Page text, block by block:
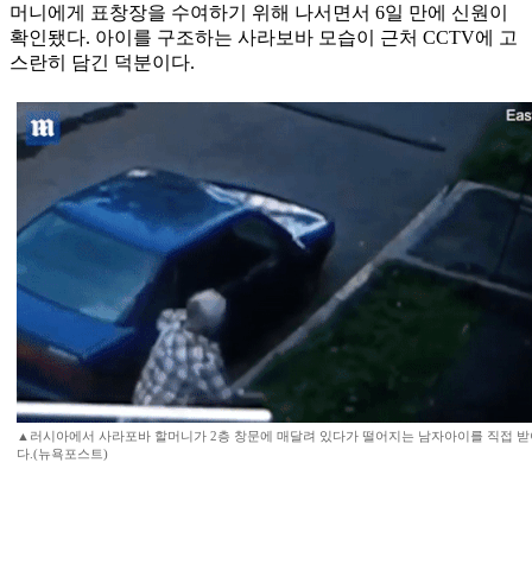
머니에게 표창장을 수여하기 위해 나서면서 6일 만에 신원이
확인됐다. 아이를 구조하는 사라보바 모습이 근처 CCTV에 고
스란히 담긴 덕분이다.
▲러시아에서 사라포바 할머니가 2층 창문에 매달려 있다가 떨어지는 남자아이를 직접
다.(뉴욕포스트)